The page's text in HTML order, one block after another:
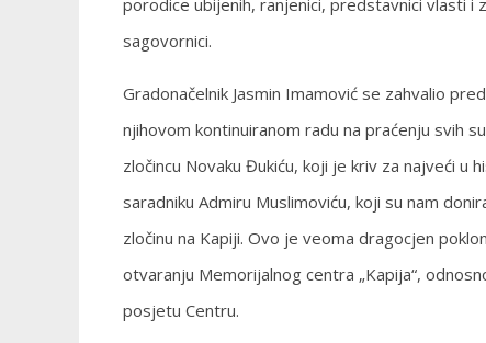
porodice ubijenih, ranjenici, predstavnici vlasti
sagovornici.
Gradonačelnik Jasmin Imamović se zahvalio
njihovom kontinuiranom radu na praćenju svih
zločincu Novaku Đukiću, koji je kriv za najveći u
saradniku Admiru Muslimoviću, koji su nam
zločinu na Kapiji. Ovo je veoma dragocjen
otvaranju Memorijalnog centra „Kapija“,
posjetu Centru.